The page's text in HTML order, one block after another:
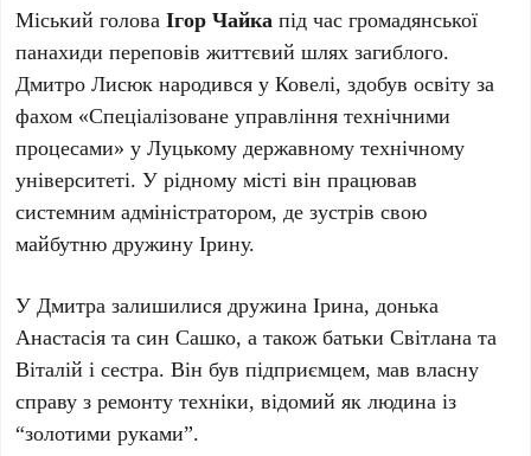
Міський головаІгор Чайка під час громадянської
панахиди переповів життєвий шлях загиблого.
Дмитро Лисюк народився у Ковелі, здобув освіту за
фахом «Спеціалізоване управління технічними
процесами» у Луцькому державному технічному
університеті. У рідному місті він працював
системним адміністратором, де зустрів свою
майбутню дружину Ірину.
У Дмитра залишилися дружина Ірина, донька
Анастасія та син Сашко, а також батьки Світлана та
Віталій і сестра. Він був підприємцем, мав власну
справу з ремонту техніки, відомий як людина із
“золотими руками”.